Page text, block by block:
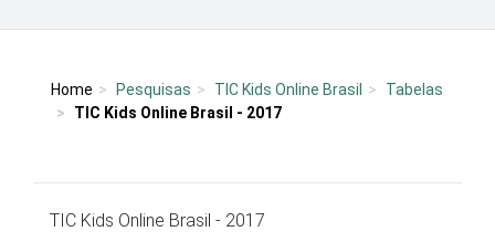
Home Pesquisas TIC Kids Online Brasil
Tabelas
TIC Kids Online Brasil - 2017
TIC Kids Online Brasil - 2017